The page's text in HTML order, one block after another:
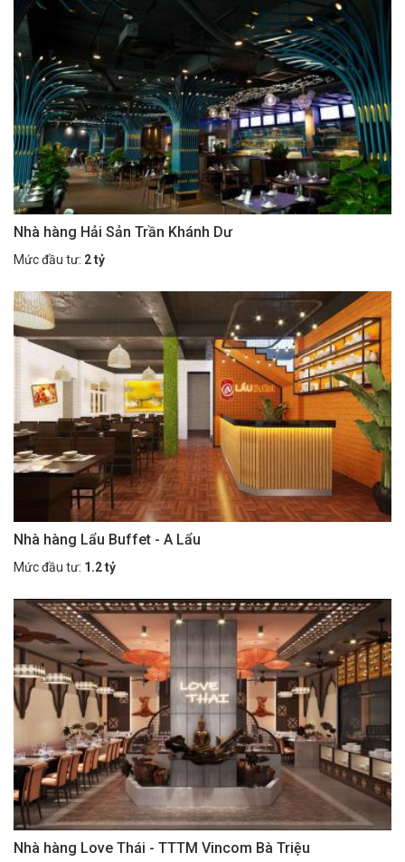
Nhà hàng Hải Sản Trần Khánh Dư
Mức đầu tư: 2 tỷ
Nhà hàng Lẩu Buffet - A Lẩu
Mức đầu tư: 1.2 tỷ
Nhà hàng Love Thái - TTTM Vincom Bà Triệu